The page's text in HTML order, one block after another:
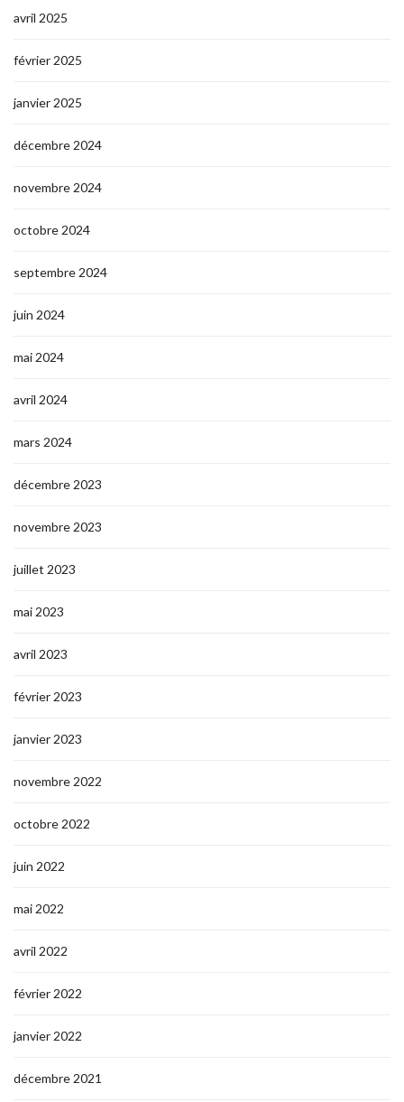
avril 2025
février 2025
janvier 2025
décembre 2024
novembre 2024
octobre 2024
septembre 2024
juin 2024
mai 2024
avril 2024
mars 2024
décembre 2023
novembre 2023
juillet 2023
mai 2023
avril 2023
février 2023
janvier 2023
novembre 2022
octobre 2022
juin 2022
mai 2022
avril 2022
février 2022
janvier 2022
décembre 2021